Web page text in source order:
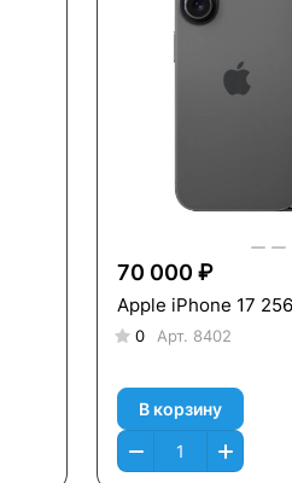
70 000 ₽
Apple iPhone 17
0 Арт. 8402
В корзину